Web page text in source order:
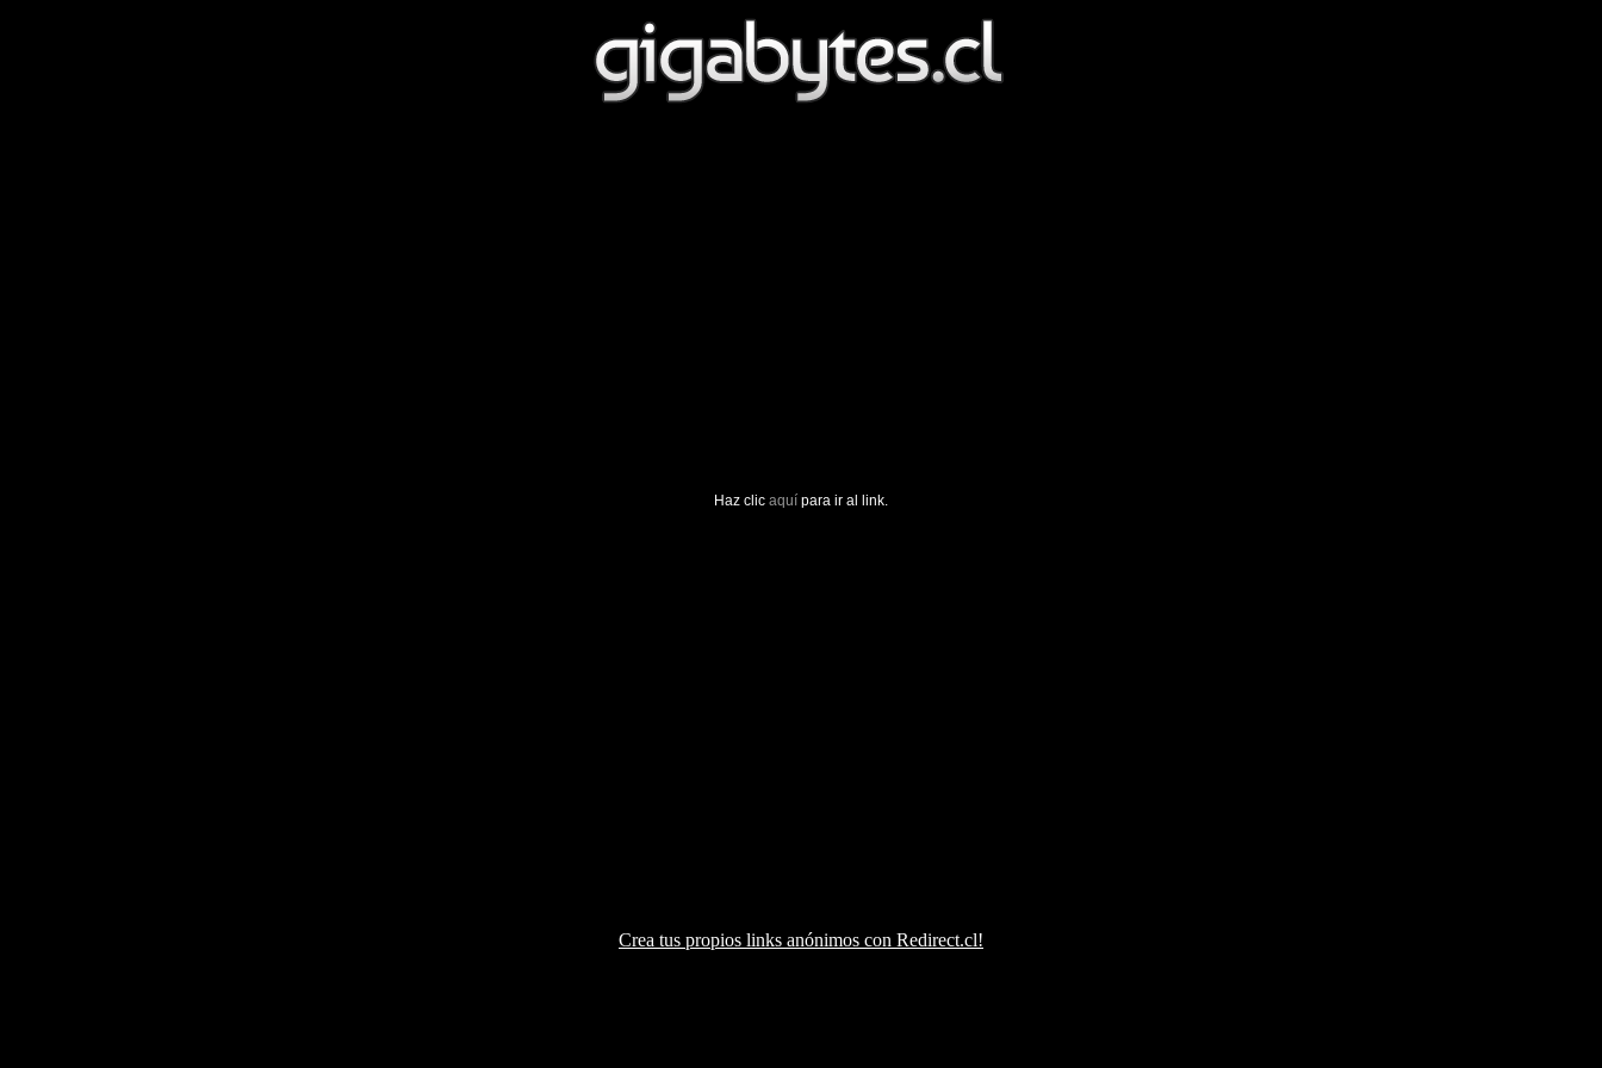
Haz clic aquí para ir al link.
Crea tus propios links anónimos con Redirect.cl!